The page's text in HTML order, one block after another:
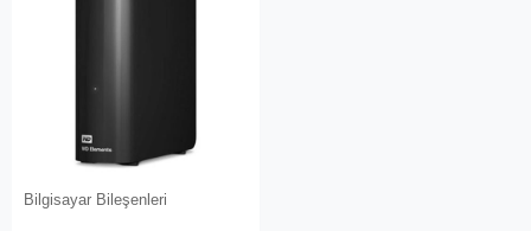
Bilgisayar Bileşenleri